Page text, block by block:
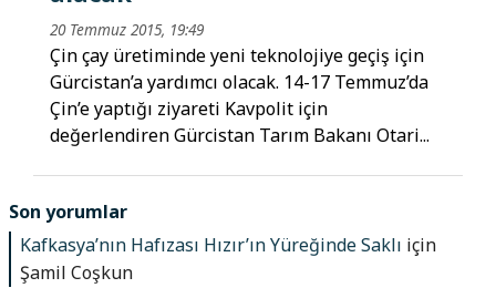
20 Temmuz 2015, 19:49
Çin çay üretiminde yeni teknolojiye geçiş için
Gürcistan’a yardımcı olacak. 14-17 Temmuz’da
Çin’e yaptığı ziyareti Kavpolit için
değerlendiren Gürcistan Tarım Bakanı Otari...
Son yorumlar
Kafkasya’nın Hafızası Hızır’ın Yüreğinde Saklı için
Şamil Coşkun